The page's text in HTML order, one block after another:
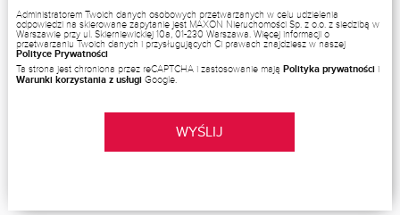
Administratorem Twoich danych osobowych przetwarzanych w celu udzielenia
odpowiedzi na skierowane zapytanie jest MAXON Nieruchomości Sp. z o.o. z siedzibą w
Warszawie przy ul. Skierniewickiej 10a, 01-230 Warszawa. Więcej informacji o
przetwarzaniu Twoich danych i przysługujących Ci prawach znajdziesz w naszej
Polityce Prywatności
Ta strona jest chroniona przez reCAPTCHA i zastosowanie mają Polityka prywatności i
Warunki korzystania z usługi Google.
WYŚLIJ